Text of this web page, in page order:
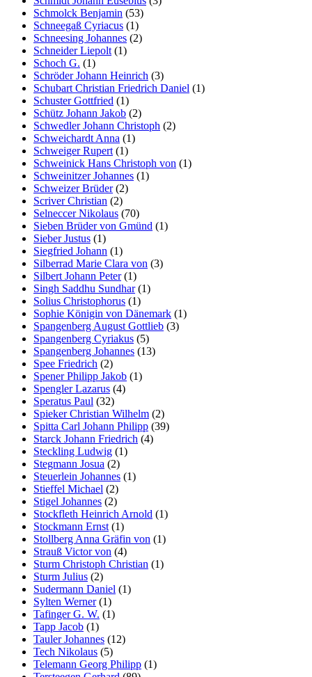
Schmolck Benjamin (53)
Schneegaß Cyriacus (1)
Schneesing Johannes (2)
Schneider Liepolt (1)
Schoch G. (1)
Schröder Johann Heinrich (3)
Schubart Christian Friedrich Daniel (1)
Schuster Gottfried (1)
Schütz Johann Jakob (2)
Schwedler Johann Christoph (2)
Schweichardt Anna (1)
Schweiger Rupert (1)
Schweinick Hans Christoph von (1)
Schweinitzer Johannes (1)
Schweizer Brüder(2)
Scriver Christian (2)
Selneccer Nikolaus (70)
Sieben Brüder von Gmünd (1)
Sieber Justus (1)
Siegfried Johann (1)
Silberrad Marie Clara von (3)
Silbert Johann Peter(1)
Singh Saddhu Sundhar(1)
Solius Christophorus (1)
Sophie Königin von Dänemark (1)
Spangenberg August Gottlieb (3)
Spangenberg Cyriakus (5)
Spangenberg Johannes (13)
Spee Friedrich (2)
Spener Philipp Jakob (1)
Spengler Lazarus (4)
Speratus Paul (32)
Spieker Christian Wilhelm (2)
Spitta Carl Johann Philipp (39)
Starck Johann Friedrich (4)
Steckling Ludwig (1)
Stegmann Josua (2)
Steuerlein Johannes (1)
Stieffel Michael (2)
Stigel Johannes (2)
Stockfleth Heinrich Arnold (1)
Stockmann Ernst (1)
Stollberg Anna Gräfin von (1)
Strauß Victor von (4)
Sturm Christoph Christian (1)
Sturm Julius (2)
Sudermann Daniel (1)
Sylten Werner(1)
Tafinger G. W. (1)
Tapp Jacob (1)
Tauler Johannes (12)
Tech Nikolaus (5)
Telemann Georg Philipp (1)